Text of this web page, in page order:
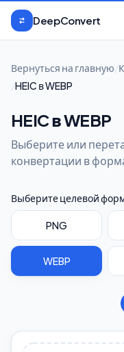
Перейти к
DeepConvert
Вернуться на главную
HEIC в WEBP
HEIC в WEBP
Выберите или
конвертации в
Выберите целевой
PNG
WEBP